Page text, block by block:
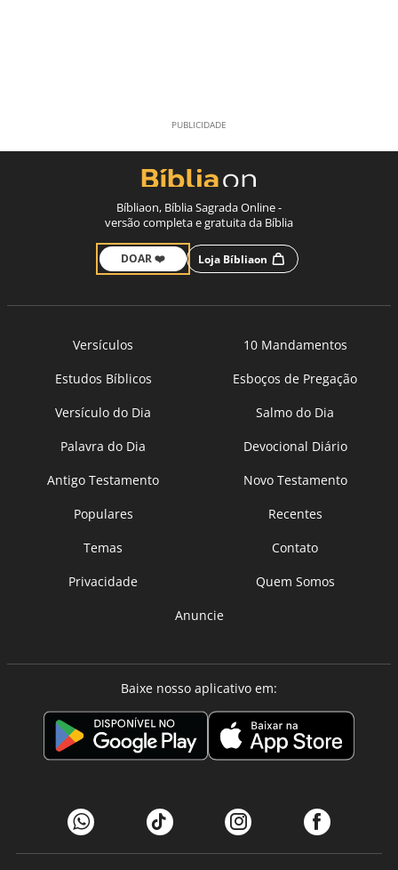
Bíbliaon, Bíblia Sagrada Online -
versão completa e gratuita da Bíblia
DOAR ❤️ Loja Bíbliaon
Versículos
10 Mandamentos
Estudos Bíblicos
Esboços de Pregação
Versículo do Dia
Salmo do Dia
Palavra do Dia
Devocional Diário
Antigo Testamento
Novo Testamento
Populares
Recentes
Temas
Contato
Privacidade
Quem Somos
Anuncie
Baixe nosso aplicativo em: